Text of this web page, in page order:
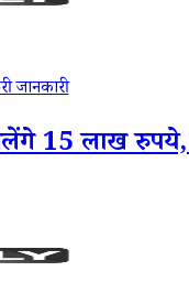
जानकारी
15 लाख